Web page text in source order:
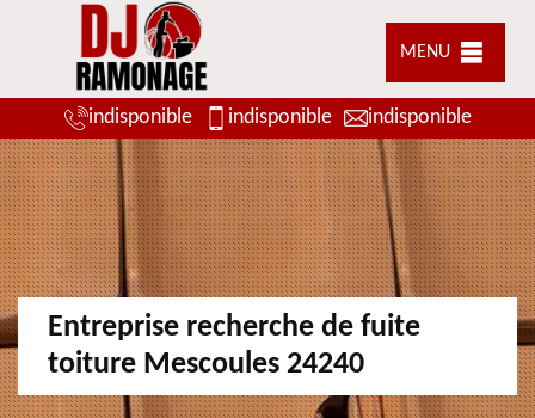
MENU
indisponible indisponible indisponible
Entreprise recherche de fuite
toiture Mescoules 24240